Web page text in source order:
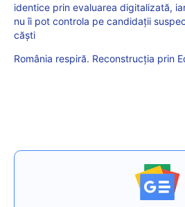
identice prin evaluarea digitalizată,
nu îi pot controla pe candidații
căști
România respiră. Reconstrucția prin